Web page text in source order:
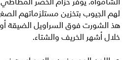
لهم الجيوب بتخزين مستلزماتهم
هذ الشورت فوق السراويل الضيقة أو
خلال أشهر الخريف والشتاء.